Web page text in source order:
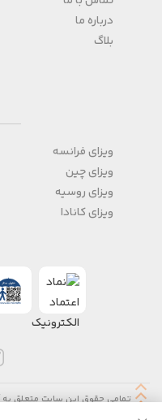
درباره ما
بلاگ
ویزای فرانسه
ویزای چین
ویزای روسیه
ویزای کانادا
تمامی حقوق این سایت متعلق